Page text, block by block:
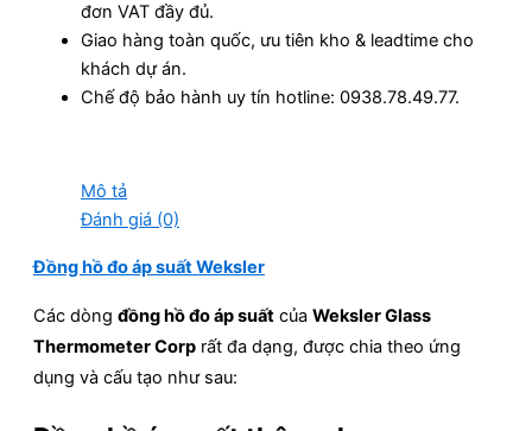
đơn VAT đầy đủ.
Giao hàng toàn quốc, ưu tiên kho & leadtime cho
khách dự án.
Chế độ bảo hành uy tín hotline: 0938.78.49.77.
Mô tả
Đánh giá (0)
Đồng hồ đo áp suất Weksler
Các dòng đồng hồ đo áp suất của Weksler Glass
Thermometer Corp rất đa dạng, được chia theo ứng
dụng và cấu tạo như sau: